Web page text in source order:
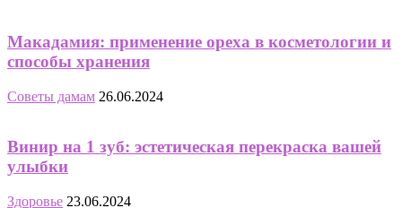
Макадамия: применение ореха в косметологии и
способы хранения
Советы дамам 26.06.2024
Винир на 1 зуб: эстетическая перекраска вашей
улыбки
Здоровье 23.06.2024